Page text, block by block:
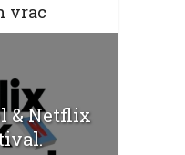
vrac
& Netflix